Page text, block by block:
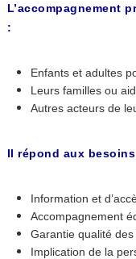
L’accompagnement
:
Enfants et adultes
Leurs familles ou
Autres acteurs de
Il répond aux
Information et
Accompagnement
Garantie qualité
Implication de la